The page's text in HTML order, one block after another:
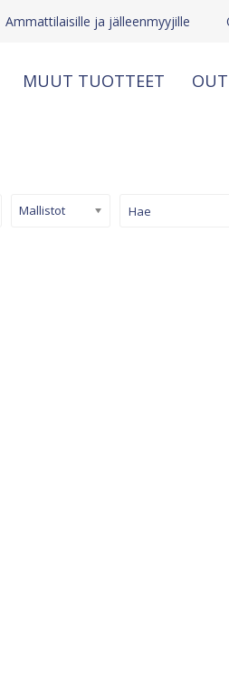
Ammattilaisille ja jälleenmyyjille
MUUT TUOTTEET
Mallistot